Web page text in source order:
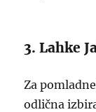
3. Lahke
Za
odlična